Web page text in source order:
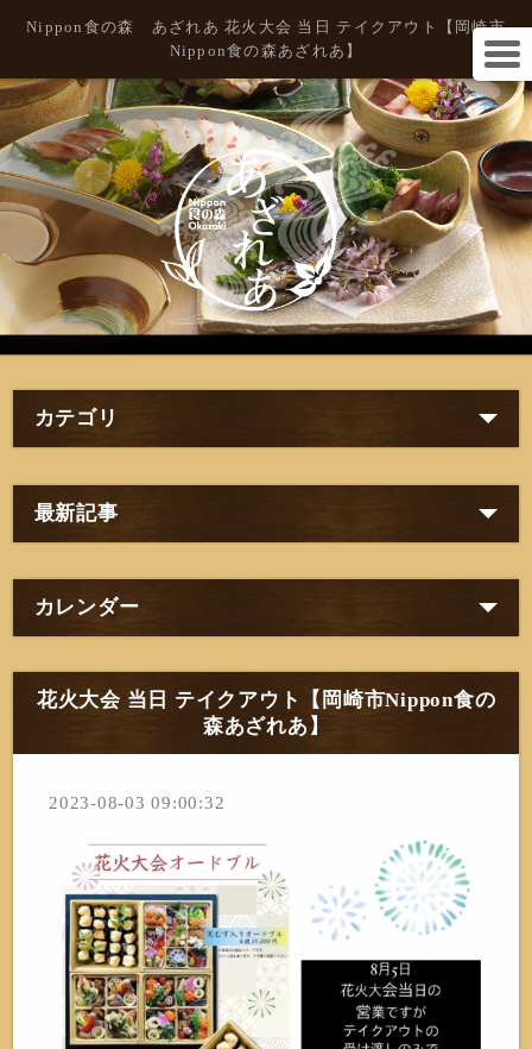
Nippon食の森 あざれあ 花火大会 当日 テイクアウト【岡崎市
Nippon食の森あざれあ】
カテゴリ
最新記事
カレンダー
花火大会 当日 テイクアウト【岡崎市Nippon食の
森あざれあ】
2023-08-03 09:00:32